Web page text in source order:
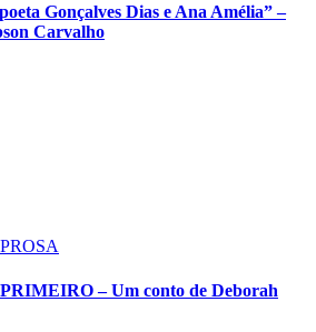
Gonçalves Dias e Ana Amélia” –
Carvalho
– Um conto de Deborah